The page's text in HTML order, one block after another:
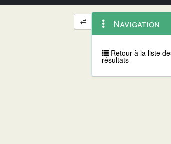
Navigation
et
outils
annexes
contextuel
Navigation
Retour à la liste
résultats